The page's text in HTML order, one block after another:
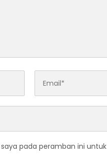
pada peramban ini